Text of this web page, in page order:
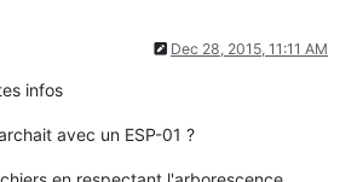
Dec 28, 2015, 11:11 AM
infos
avec un ESP-01 ?